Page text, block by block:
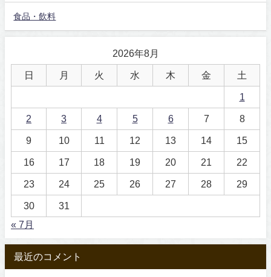
食品・飲料
2026年8月
日 月 火 水 木 金 土
1
2 3 4 5 6 7 8
9 10 11 12 13 14 15
16 17 18 19 20 21 22
23 24 25 26 27 28 29
30
31
« 7月
最近のコメント